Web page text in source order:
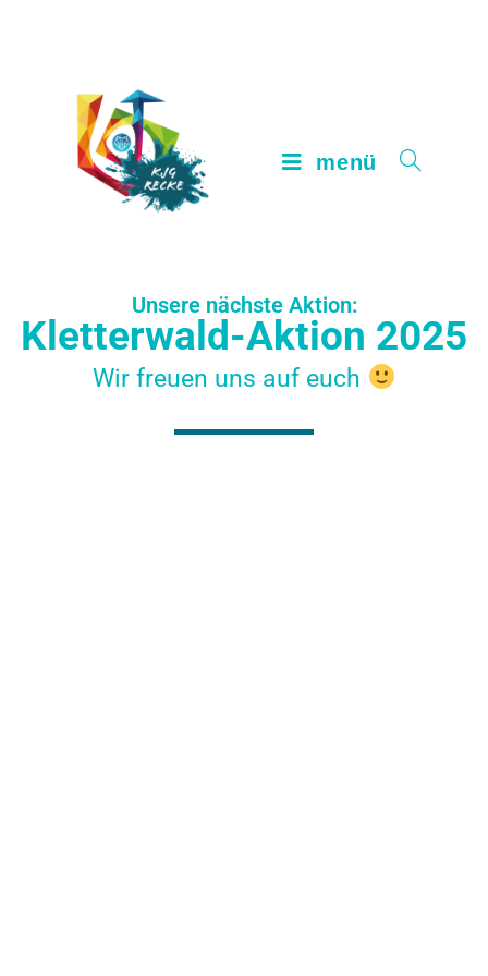
menü
Unsere nächste Aktion:
Kletterwald-Aktion 2025
Wir freuen uns auf euch